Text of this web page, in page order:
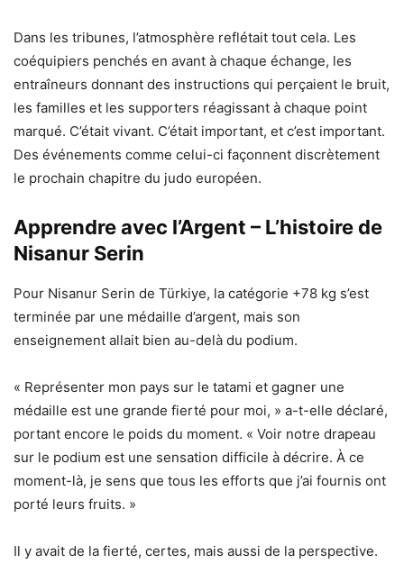
Dans les tribunes, l’atmosphère reflétait tout cela. Les
coéquipiers penchés en avant à chaque échange, les
entraîneurs donnant des instructions qui perçaient le bruit,
les familles et les supporters réagissant à chaque point
marqué. C’était vivant. C’était important, et c’est important.
Des événements comme celui-ci façonnent discrètement
le prochain chapitre du judo européen.
Apprendre avec l’Argent – L’histoire de
Nisanur Serin
Pour Nisanur Serin de Türkiye, la catégorie +78 kg s’est
terminée par une médaille d’argent, mais son
enseignement allait bien au-delà du podium.
« Représenter mon pays sur le tatami et gagner une
médaille est une grande fierté pour moi, » a-t-elle déclaré,
portant encore le poids du moment. « Voir notre drapeau
sur le podium est une sensation difficile à décrire. À ce
moment-là, je sens que tous les efforts que j’ai fournis ont
porté leurs fruits. »
Il y avait de la fierté, certes, mais aussi de la perspective.